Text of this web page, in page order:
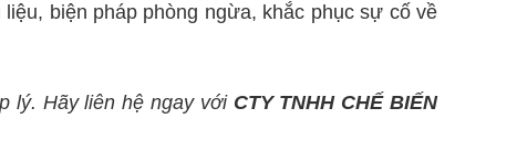
biện pháp phòng ngừa, khắc phục sự cố về
lý. Hãy liên hệ ngay với CTY TNHH CHẾ BIẾN